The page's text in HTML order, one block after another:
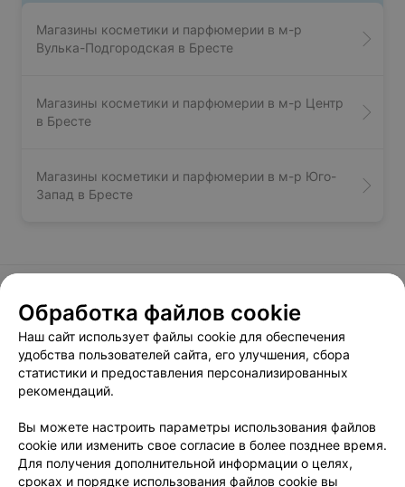
ЭФФЕКТИВНАЯ РЕКЛАМА НА САЙТЕ
Лювиаль
Магазины косметики и парфюмерии в м-р
Вулька-Подгородская в Бресте
Магазины косметики и парфюмерии в м-р Центр
в Бресте
Обработка файлов cookie
Наш сайт использует файлы cookie для обеспечения
удобства пользователей сайта, его улучшения, сбора
статистики и предоставления персонализированных
рекомендаций.
Вы можете настроить параметры использования файлов
cookie или изменить свое согласие в более позднее время.
Для получения дополнительной информации о целях,
сроках и порядке использования файлов cookie вы